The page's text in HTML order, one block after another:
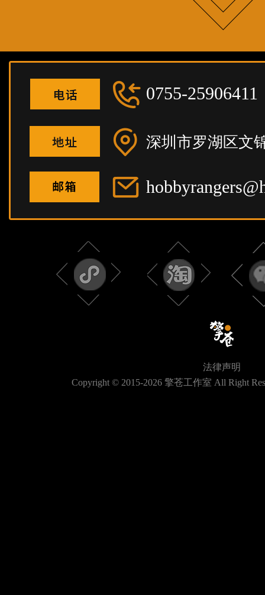
0755-25906411
深圳市罗湖区文
法律声明
Copyright © 2015-2026 擎苍工作室 All Right